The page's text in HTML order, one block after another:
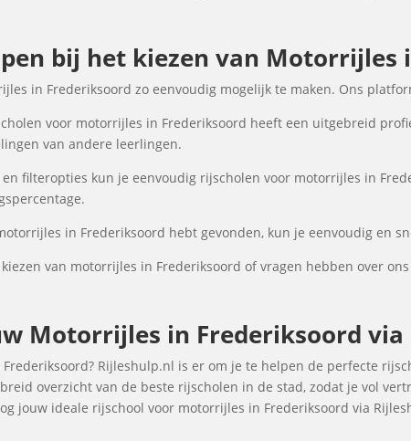
bij het kiezen van Motorrijles
in Frederiksoord zo eenvoudig mogelijk te maken. Ons
voor motorrijles in Frederiksoord heeft een uitgebreid
van andere leerlingen.
en filteropties kun je eenvoudig rijscholen voor motorrijles in
in Frederiksoord hebt gevonden, kun je eenvoudig en
van motorrijles in Frederiksoord of vragen hebben over
Motorrijles in Frederiksoord
Rijleshulp.nl is er om je te helpen de perfecte
overzicht van de beste rijscholen in de stad, zodat je vol
jouw ideale rijschool voor motorrijles in Frederiksoord via